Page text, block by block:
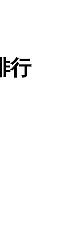
行